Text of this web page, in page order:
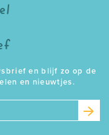
en blijf zo op de
en nieuwtjes.